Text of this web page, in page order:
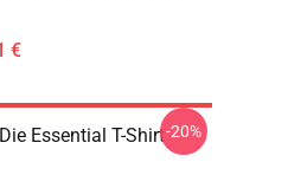
€
Essential T-Shirt-20%